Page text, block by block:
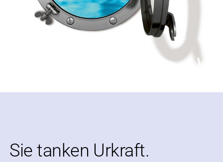
Sie tanken Urkraft.